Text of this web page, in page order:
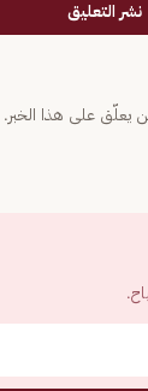
نشر التعليق
يعلّق على هذا الخبر.